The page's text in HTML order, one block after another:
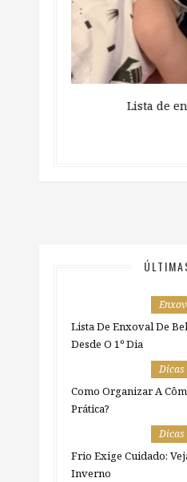
Lista de
Lista De Enxoval De
Desde O 1º Dia
Dicas
Como Organizar A
Prática?
Dicas
Frio Exige Cuidado:
Inverno